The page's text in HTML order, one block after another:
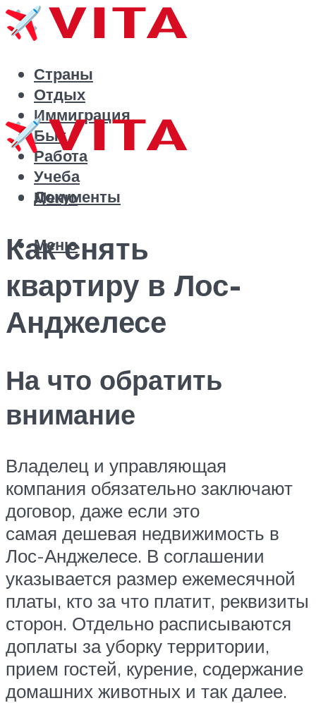
Страны
Отдых
Иммиграция
Быт
Работа
Учеба
Документы
Меню
Меню
Как снять
квартиру в Лос-
Анджелесе
На что обратить
внимание
Владелец и управляющая
компания обязательно заключают
договор, даже если это
самая дешевая недвижимость в
Лос-Анджелесе. В соглашении
указывается размер ежемесячной
платы, кто за что платит, реквизиты
сторон. Отдельно расписываются
доплаты за уборку территории,
прием гостей, курение, содержание
домашних животных и так далее.